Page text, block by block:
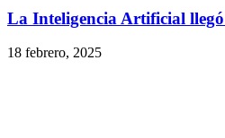
La Inteligencia Artificial llegó
18 febrero, 2025